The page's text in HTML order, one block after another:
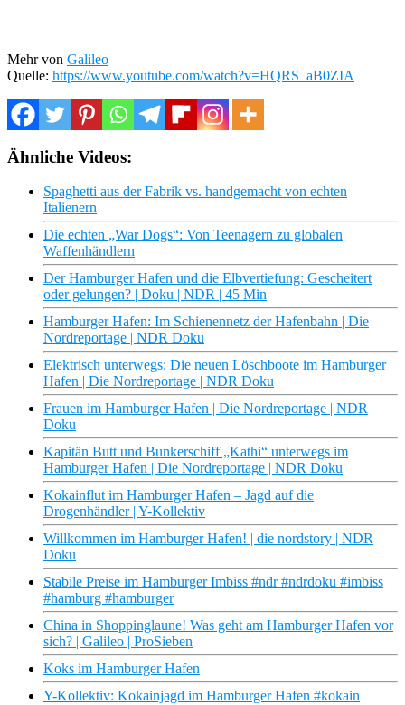
Mehr von Galileo
Quelle: https://www.youtube.com/watch?v=HQRS_aB0ZIA
Ähnliche Videos:
Spaghetti aus der Fabrik vs. handgemacht von echten
Italienern
Die echten „War Dogs“: Von Teenagern zu globalen
Waffenhändlern
Der Hamburger Hafen und die Elbvertiefung: Gescheitert
oder gelungen? | Doku | NDR | 45 Min
Hamburger Hafen: Im Schienennetz der Hafenbahn | Die
Nordreportage | NDR Doku
Elektrisch unterwegs: Die neuen Löschboote im Hamburger
Hafen | Die Nordreportage | NDR Doku
Frauen im Hamburger Hafen | Die Nordreportage | NDR
Doku
Kapitän Butt und Bunkerschiff „Kathi“ unterwegs im
Hamburger Hafen | Die Nordreportage | NDR Doku
Kokainflut im Hamburger Hafen – Jagd auf die
Drogenhändler | Y-Kollektiv
Willkommen im Hamburger Hafen! | die nordstory | NDR
Doku
Stabile Preise im Hamburger Imbiss #ndr #ndrdoku #imbiss
#hamburg #hamburger
China in Shoppinglaune! Was geht am Hamburger Hafen vor
sich? | Galileo | ProSieben
Koks im Hamburger Hafen
Y-Kollektiv: Kokainjagd im Hamburger Hafen #kokain